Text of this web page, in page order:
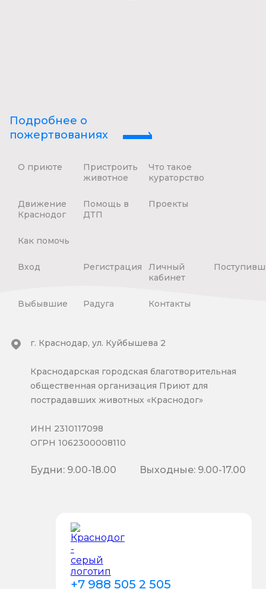
Подробнее о
пожертвованиях
О приюте
Пристроить
животное
Что такое
кураторство
Движение
Краснодог
Помощь в
ДТП
Проекты
Как помочь
Вход Регистрация
Личный
кабинет
Выбывшие Радуга Контакты
+7 988 505 2 505
г. Краснодар, ул. Куйбышева 2
Краснодарская городская благотворительная
общественная организация Приют для
пострадавших животных «Краснодог»
ИНН 2310117098
ОГРН 1062300008110
Будни: 9.00-18.00 Выходные: 9.00-17.00